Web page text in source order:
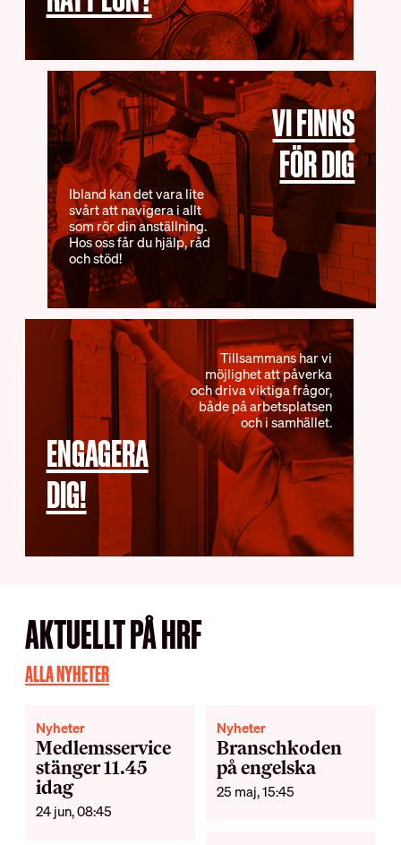
Vanliga frågor
DIN LÖN
Sommarjobb
OB-tillägg
Semester
Pension
Ungdomslöner
Anställningsbevis
OM HRF
Kontakt
Vår organisation
Press
Schysta villkor
Internationella samarbeten
Lediga tjänster
Teckna kollektivavtal
Förhandling
IN ENGLISH
About HRF
The membership
Join us
Everything related to your
salary
VI FINNS
FÖR DIG
Ibland kan det vara lite
svårt att navigera i allt
som rör din anställning.
Hos oss får du hjälp, råd
och stöd!
ENGAGERA
DIG!
Tillsammans har vi
möjlighet att påverka
och driva viktiga frågor,
både på arbetsplatsen
och i samhället.
AKTUELLT PÅ HRF
ALLA NYHETER
Nyheter
Medlemsservice
stänger 11.45
idag
24 jun, 08:45
Nyheter
Branschkoden
på engelska
25 maj, 15:45